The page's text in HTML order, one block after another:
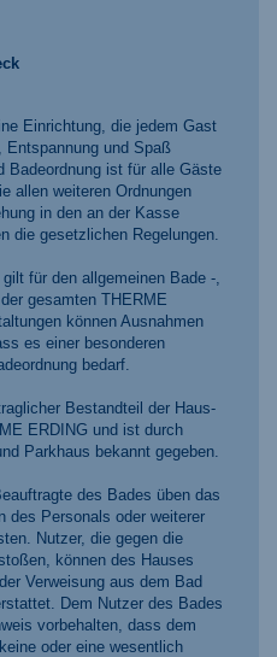
Einrichtung, die jedem Gast
Entspannung und Spaß
Badeordnung ist für alle Gäste
allen weiteren Ordnungen
in den an der Kasse
die gesetzlichen Regelungen.
für den allgemeinen Bade -,
gesamten THERME
können Ausnahmen
es einer besonderen
bedarf.
Bestandteil der Haus-
ERDING und ist durch
Parkhaus bekannt gegeben.
des Bades üben das
des Personals oder weiterer
Nutzer, die gegen die
können des Hauses
Verweisung aus dem Bad
Dem Nutzer des Bades
vorbehalten, dass dem
oder eine wesentlich